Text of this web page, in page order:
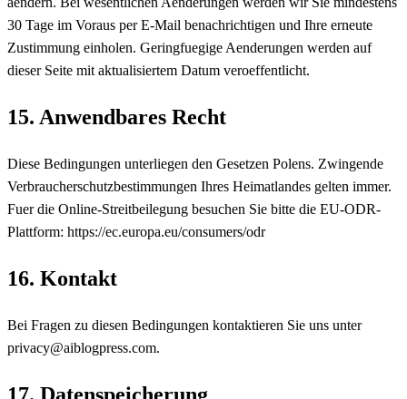
30 Tage im Voraus per E-Mail benachrichtigen und Ihre erneute
Zustimmung einholen. Geringfuegige Aenderungen werden auf
dieser Seite mit aktualisiertem Datum veroeffentlicht.
15. Anwendbares Recht
Diese Bedingungen unterliegen den Gesetzen Polens. Zwingende
Verbraucherschutzbestimmungen Ihres Heimatlandes gelten immer.
Fuer die Online-Streitbeilegung besuchen Sie bitte die EU-ODR-
Plattform: https://ec.europa.eu/consumers/odr
16. Kontakt
Bei Fragen zu diesen Bedingungen kontaktieren Sie uns unter
privacy@aiblogpress.com.
17. Datenspeicherung